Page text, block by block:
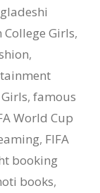
College Girls,
,
, famous
World Cup
, FIFA
booking
books,